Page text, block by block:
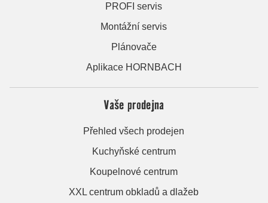
PROFI servis
Montážní servis
Plánovače
Aplikace HORNBACH
Vaše prodejna
Přehled všech prodejen
Kuchyňské centrum
Koupelnové centrum
XXL centrum obkladů a dlažeb